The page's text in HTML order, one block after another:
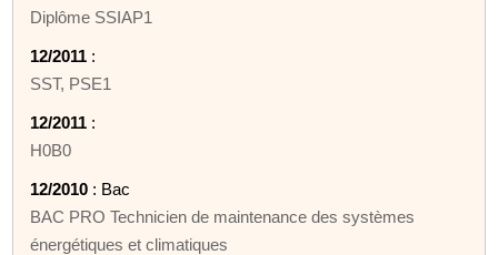
Diplôme SSIAP1
12/2011 :
SST, PSE1
12/2011 :
H0B0
12/2010 : Bac
BAC PRO Technicien de maintenance des systèmes
énergétiques et climatiques